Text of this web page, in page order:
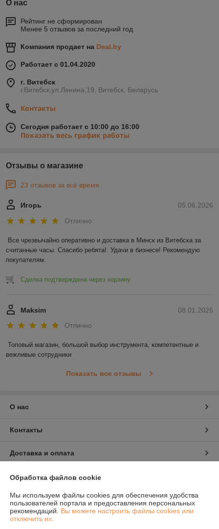
О нас
Рейтинг не сформирован
Менее 5 отзывов за последний год
Компания продает на Deal.by
Работает с 01.04.2020
г. Витебск
г.Витебск,ул.Ленина,19, Витебск, Беларусь
Контакты
Сегодня работает с 10:00 до 16:00
Показать весь график работы
Отзывы о магазине
23 отзывов за всё время
05.06.2026
Игорь
Отлично
Все чрезвычайно оперативно и доставка в Минск из Витебска за
считанные часы. Спасибо ребята!  Удачи в бизнесе! Рекомендую
покупателям.
Сделка подтверждена через корзину
08.01.2026
Maksim
Отлично
Топовый магазин, большой выбор инструмента, компетентные и
вежливые сотрудники
Показать все отзывы
О нас
Контакты
Доставка и оплата
График работы
Полная версия сайта
Политика обработки cookies
Обработка файлов cookie
Мы используем файлы cookies для обеспечения удобства
пользователей портала и предоставления персональных
рекомендаций. Вы можете настроить файлы cookies или
отключить их.